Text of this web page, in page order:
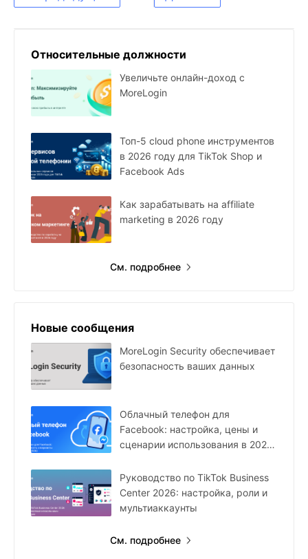
Относительные должности
Увеличьте онлайн-доход с
MoreLogin
Топ-5 cloud phone инструментов
в 2026 году для TikTok Shop и
Facebook Ads
Как зарабатывать на affiliate
marketing в 2026 году
См. подробнее
Новые сообщения
MoreLogin Security обеспечивает
безопасность ваших данных
Облачный телефон для
Facebook: настройка, цены и
сценарии использования в 2026
Руководство по TikTok Business
Center 2026: настройка, роли и
мультиаккаунты
См. подробнее